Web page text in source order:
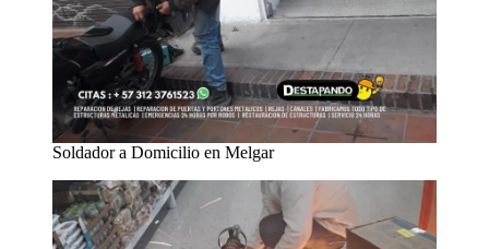
Soldador a Domicilio en Melgar